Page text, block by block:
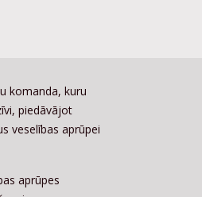
komanda, kuru
piedāvājot
veselības aprūpei
aprūpes